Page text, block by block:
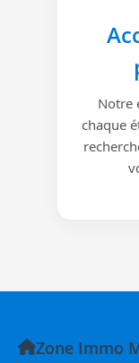
Notre
chaque
Zone Immo